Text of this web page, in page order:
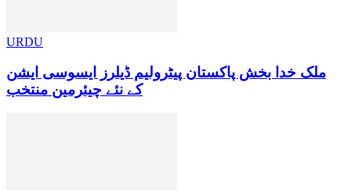
URDU
ملک خدا بخش پاکستان پیٹرولیم ڈیلرز ایسوسی ایشن
کے نئے چیئرمین منتخب